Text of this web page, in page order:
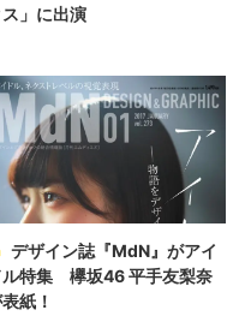
ス」に出演
デザイン誌『MdN』がアイ
ル特集 欅坂46 平手友梨奈
紙！